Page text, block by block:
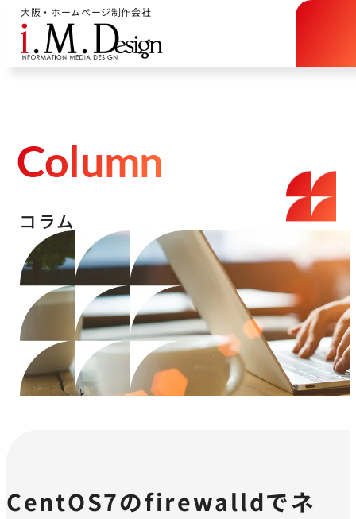
大阪・ホームページ制作会社
Column
コ ラム
CentOS7のfirewalldでネ